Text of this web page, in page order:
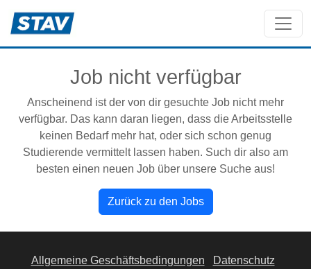
Job nicht verfügbar
Anscheinend ist der von dir gesuchte Job nicht mehr
verfügbar. Das kann daran liegen, dass die Arbeitsstelle
keinen Bedarf mehr hat, oder sich schon genug
Studierende vermittelt lassen haben. Such dir also am
besten einen neuen Job über unsere Suche aus!
Zurück zu den Jobs
Allgemeine Geschäftsbedingungen
Datenschutz